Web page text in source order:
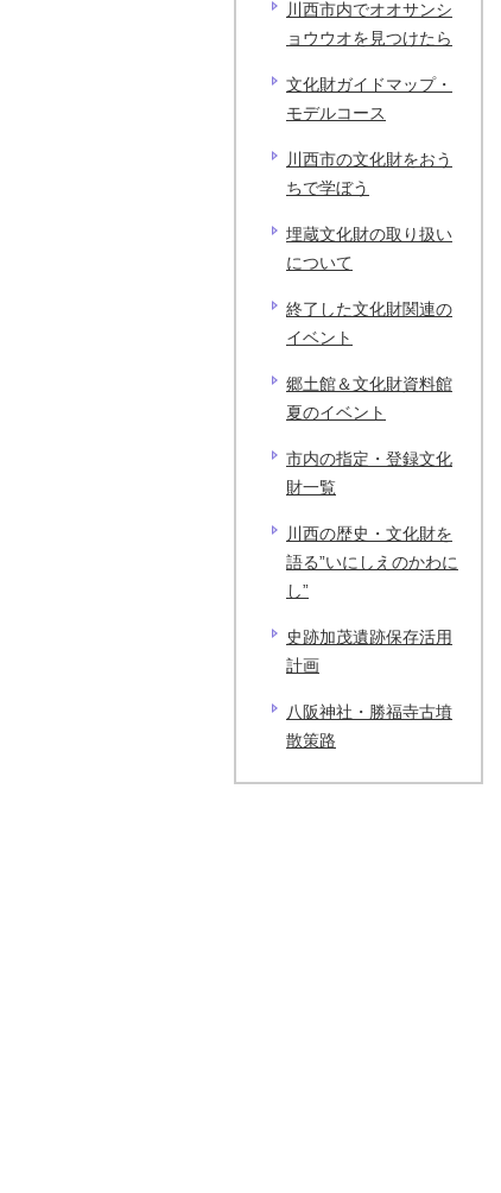
川西市内でオオサンシ
ョウウオを見つけたら
文化財ガイドマップ・
モデルコース
川西市の文化財をおう
ちで学ぼう
埋蔵文化財の取り扱い
について
終了した文化財関連の
イベント
郷土館＆文化財資料館
夏のイベント
市内の指定・登録文化
財一覧
川西の歴史・文化財を
語る”いにしえのかわに
し”
史跡加茂遺跡保存活用
計画
八阪神社・勝福寺古墳
散策路